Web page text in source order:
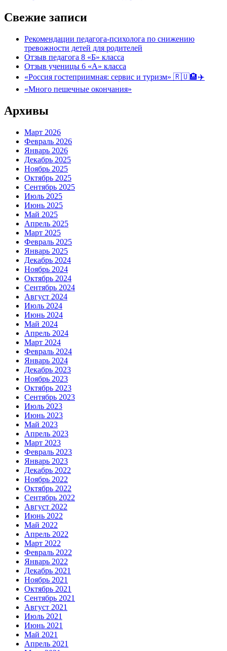
Свежие записи
Рекомендации педагога-психолога по снижению
тревожности детей для родителей
Отзыв педагога 8 «Б» класса
Отзыв ученицы 6 «А» класса
«Россия гостеприимная: сервис и туризм» 🇷🇺🏨✈️
«Много пешечные окончания»
Архивы
Март 2026
Февраль 2026
Январь 2026
Декабрь 2025
Ноябрь 2025
Октябрь 2025
Сентябрь 2025
Июль 2025
Июнь 2025
Май 2025
Апрель 2025
Март 2025
Февраль 2025
Январь 2025
Декабрь 2024
Ноябрь 2024
Октябрь 2024
Сентябрь 2024
Август 2024
Июль 2024
Июнь 2024
Май 2024
Апрель 2024
Март 2024
Февраль 2024
Январь 2024
Декабрь 2023
Ноябрь 2023
Октябрь 2023
Сентябрь 2023
Июль 2023
Июнь 2023
Май 2023
Апрель 2023
Март 2023
Февраль 2023
Январь 2023
Декабрь 2022
Ноябрь 2022
Октябрь 2022
Сентябрь 2022
Август 2022
Июнь 2022
Май 2022
Апрель 2022
Март 2022
Февраль 2022
Январь 2022
Декабрь 2021
Ноябрь 2021
Октябрь 2021
Сентябрь 2021
Август 2021
Июль 2021
Июнь 2021
Май 2021
Апрель 2021